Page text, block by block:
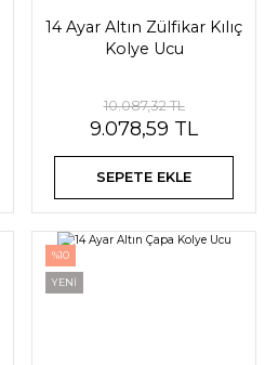
14 Ayar Altın Zülfikar Kılıç
Kolye Ucu
10.087,32 TL
9.078,59 TL
SEPETE EKLE
%10
YENİ